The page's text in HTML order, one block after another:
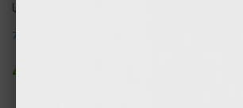
Uzmanību ! Šajā produktā atrodas šādi alergēni:
7. Piens un tā produkti (ietverot laktozi)
4.90 €